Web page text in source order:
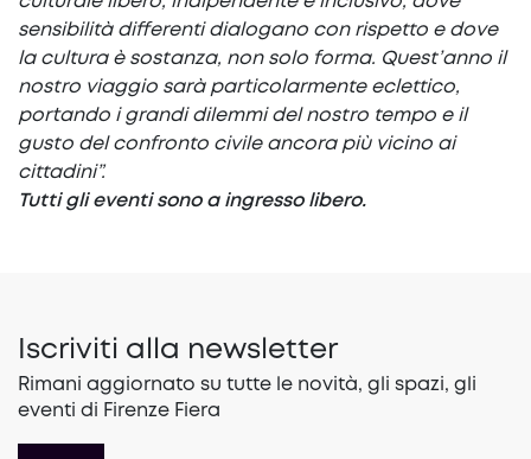
sensibilità differenti dialogano con rispetto e dove
la cultura è sostanza, non solo forma. Quest’anno il
nostro viaggio sarà particolarmente eclettico,
portando i grandi dilemmi del nostro tempo e il
gusto del confronto civile ancora più vicino ai
cittadini”.
Tutti gli eventi sono a ingresso libero.
Iscriviti alla newsletter
Rimani aggiornato su tutte le novità, gli spazi, gli
eventi di Firenze Fiera